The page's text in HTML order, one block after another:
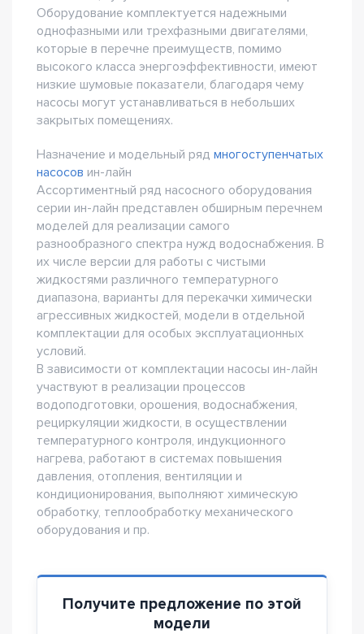
Оборудование комплектуется надежными
однофазными или трехфазными двигателями,
которые в перечне преимуществ, помимо
высокого класса энергоэффективности, имеют
низкие шумовые показатели, благодаря чему
насосы могут устанавливаться в небольших
закрытых помещениях.
Назначение и модельный ряд многоступенчатых
насосов ин-лайн
Ассортиментный ряд насосного оборудования
серии ин-лайн представлен обширным перечнем
моделей для реализации самого
разнообразного спектра нужд водоснабжения. В
их числе версии для работы с чистыми
жидкостями различного температурного
диапазона, варианты для перекачки химически
агрессивных жидкостей, модели в отдельной
комплектации для особых эксплуатационных
условий.
В зависимости от комплектации насосы ин-лайн
участвуют в реализации процессов
водоподготовки, орошения, водоснабжения,
рециркуляции жидкости, в осуществлении
температурного контроля, индукционного
нагрева, работают в системах повышения
давления, отопления, вентиляции и
кондиционирования, выполняют химическую
обработку, теплообработку механического
оборудования и пр.
Получите предложение по этой
модели